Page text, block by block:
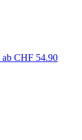
ab CHF 54.90